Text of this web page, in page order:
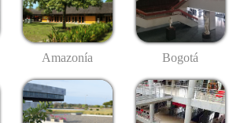
Amazonía Bogotá